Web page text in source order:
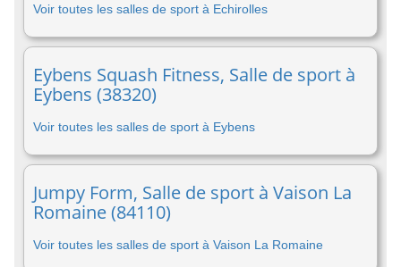
Voir toutes les salles de sport à Echirolles
Eybens Squash Fitness, Salle de sport à
Eybens (38320)
Voir toutes les salles de sport à Eybens
Jumpy Form, Salle de sport à Vaison La
Romaine (84110)
Voir toutes les salles de sport à Vaison La Romaine